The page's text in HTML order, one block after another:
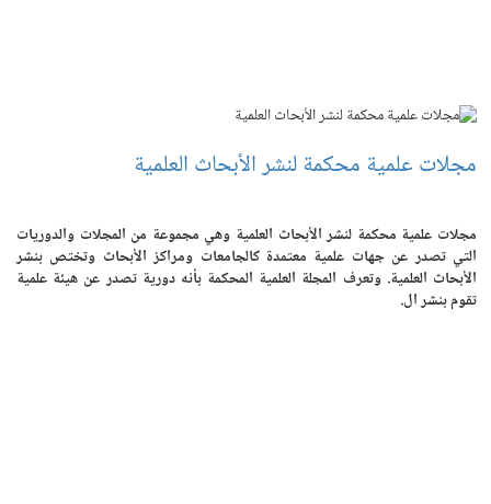
مجلات علمية محكمة لنشر الأبحاث العلمية
مجلات علمية محكمة لنشر الأبحاث العلمية وهي مجموعة من المجلات والدوريات
التي تصدر عن جهات علمية معتمدة كالجامعات ومراكز الأبحاث وتختص بنشر
الأبحاث العلمية. وتعرف المجلة العلمية المحكمة بأنه دورية تصدر عن هيئة علمية
تقوم بنشر ال.